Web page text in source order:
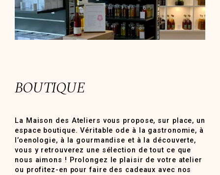
BOUTIQUE
La Maison des Ateliers vous propose, sur place, un
espace boutique. Véritable ode à la gastronomie, à
l’oenologie, à la gourmandise et à la découverte,
vous y retrouverez une sélection de tout ce que
nous aimons ! Prolongez le plaisir de votre atelier
ou profitez-en pour faire des cadeaux avec nos